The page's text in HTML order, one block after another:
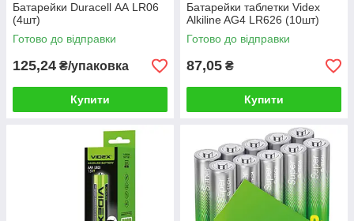
Батарейки Duracell АА LR06
(4шт)
Готово до відправки
125,24 ₴/упаковка
Купити
Батарейки таблетки Videx
Alkiline AG4 LR626 (10шт)
Готово до відправки
87,05 ₴
Купити